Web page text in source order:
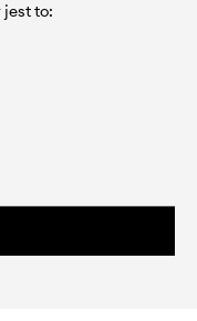
jest to: